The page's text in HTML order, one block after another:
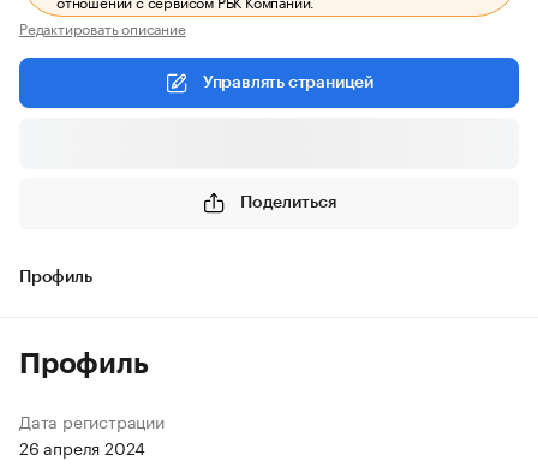
Редактировать описание
Управлять страницей
Поделиться
Профиль
Профиль
Дата регистрации
26 апреля 2024